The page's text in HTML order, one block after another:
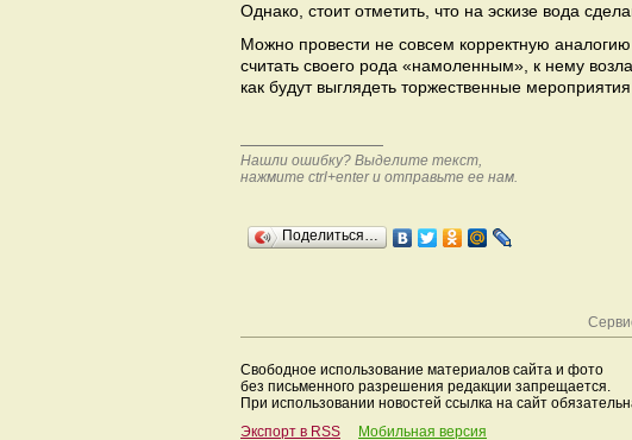
Однако, стоит отметить, что на эскизе вода
Можно провести не совсем корректную
считать своего рода «намоленным», к нему
как будут выглядеть торжественные
Нашли ошибку? Выделите текст,
нажмите ctrl+enter и отправьте ее нам.
Поделиться…
Свободное использование материалов сайта и фото
без письменного разрешения редакции запрещается.
При использовании новостей ссылка на сайт
Экспорт в RSS
Мобильная версия